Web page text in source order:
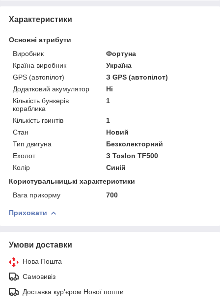
Характеристики
Основні атрибути
Виробник
Фортуна
Країна виробник
Україна
GPS (автопілот)
З GPS (автопілот)
Додатковий акумулятор
Ні
Кількість бункерів
кораблика
1
Кількість гвинтів
1
Стан
Новий
Тип двигуна
Безколекторний
Ехолот
З Toslon TF500
Колір
Синій
Користувальницькі характеристики
Вага прикорму
700
Приховати
Умови доставки
Нова Пошта
Самовивіз
Доставка кур'єром Нової пошти